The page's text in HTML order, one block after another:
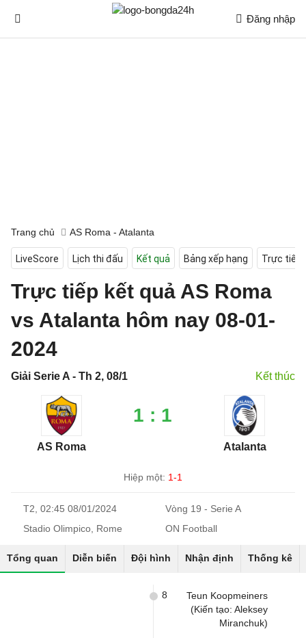
Đăng nhập
Trang chủ AS Roma - Atalanta
LiveScore Lịch thi đấu Kết quả Bảng xếp hạng Trực tiếp
Trực tiếp kết quả AS Roma
vs Atalanta hôm nay 08-01-
2024
Giải Serie A - Th 2, 08/1 Kết thúc
AS Roma
1 : 1
Atalanta
Hiệp một: 1-1
T2, 02:45 08/01/2024
Vòng 19 - Serie A
Stadio Olimpico, Rome
ON Football
Tổng quan Diễn biến Đội hình Nhận định Thống kê
Teun Koopmeiners
(Kiến tạo: Aleksey
Miranchuk)
8